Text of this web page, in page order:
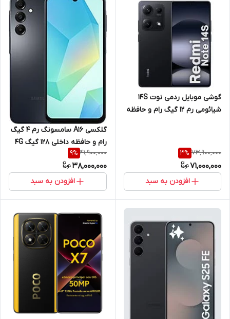
گوشی موبایل ردمی نوت 14S
شیائومی رم 12 گیگ رام و حافظه
73,900,000
3%
71,000,000
افزودن به سبد
گلکسی A16 سامسونگ رم 4 گیگ
رام و حافظه داخلی 128 گیگ 4G
41,900,000
9%
38,000,000
افزودن به سبد